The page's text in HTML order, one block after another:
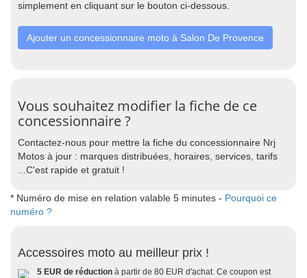
simplement en cliquant sur le bouton ci-dessous.
Ajouter un concessionnaire moto à Salon De Provence
Vous souhaitez modifier la fiche de ce
concessionnaire ?
Contactez-nous pour mettre la fiche du concessionnaire Nrj
Motos à jour : marques distribuées, horaires, services, tarifs
...C'est rapide et gratuit !
* Numéro de mise en relation valable 5 minutes - Pourquoi ce
numéro ?
Accessoires moto au meilleur prix !
5 EUR de réduction à partir de 80 EUR d'achat. Ce coupon est